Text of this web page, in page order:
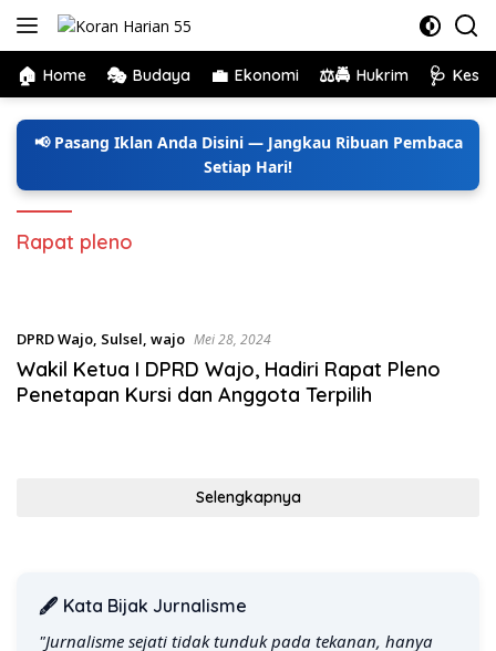
Langsung
🏠 Home 🎭 Budaya 💼 Ekonomi ⚖️🚔 Hukrim 🩺
📢 Pasang Iklan Anda Disini — Jangkau Ribuan Pembaca
Setiap Hari!
Rapat pleno
DPRD Wajo, Sulsel, wajo Mei 28, 2024
Wakil Ketua I DPRD Wajo, Hadiri Rapat Pleno
Penetapan Kursi dan Anggota Terpilih
Selengkapnya
🖋️ Kata Bijak Jurnalisme
"Jurnalisme sejati tidak tunduk pada tekanan, hanya